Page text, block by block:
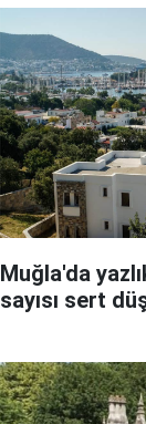
Muğla'da
sayısı sert